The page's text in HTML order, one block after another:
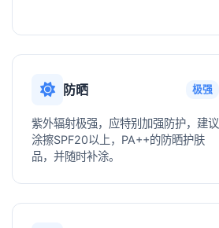
防晒 极强
紫外辐射极强，应特别加强防护，建议
涂擦SPF20以上，PA++的防晒护肤
品，并随时补涂。